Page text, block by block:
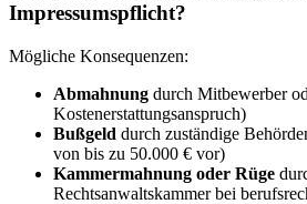
Impressumspflicht?
Mögliche Konsequenzen:
Abmahnung durch Mitbewerber
Kostenerstattungsanspruch)
Bußgeld durch zuständige
von bis zu 50.000 € vor)
Kammermahnung oder Rüge
Rechtsanwaltskammer bei